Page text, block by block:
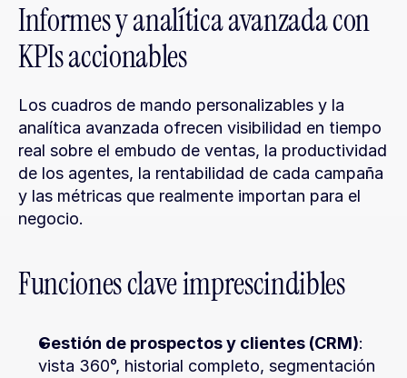
Informes y analítica avanzada con
KPIs accionables
Los cuadros de mando personalizables y la
analítica avanzada ofrecen visibilidad en tiempo
real sobre el embudo de ventas, la productividad
de los agentes, la rentabilidad de cada campaña
y las métricas que realmente importan para el
negocio.
Funciones clave imprescindibles
Gestión de prospectos y clientes (CRM):
vista 360°, historial completo, segmentación